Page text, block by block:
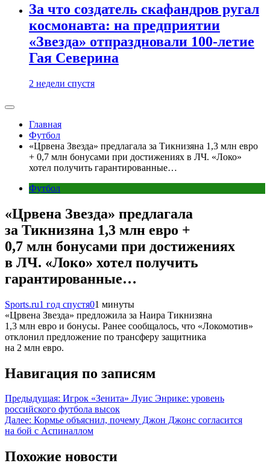
За что создатель скафандров ругал
космонавта: на предприятии
«Звезда» отпраздновали 100-летие
Гая Северина
2 недели спустя
Главная
Футбол
«Црвена Звезда» предлагала за Тикнизяна 1,3 млн евро
+ 0,7 млн бонусами при достижениях в ЛЧ. «Локо»
хотел получить гарантированные…
Футбол
«Црвена Звезда» предлагала
за Тикнизяна 1,3 млн евро +
0,7 млн бонусами при достижениях
в ЛЧ. «Локо» хотел получить
гарантированные…
Sports.ru1 год спустя01 минуты
«Црвена Звезда» предложила за Наира Тикнизяна
1,3 млн евро и бонусы. Ранее сообщалось, что «Локомотив»
отклонил предложение по трансферу защитника
на 2 млн евро.
Навигация по записям
Предыдущая: Игрок «Зенита» Луис Энрике: уровень
российского футбола высок
Далее: Кормье объяснил, почему Джон Джонс согласится
на бой с Аспиналлом
Похожие новости